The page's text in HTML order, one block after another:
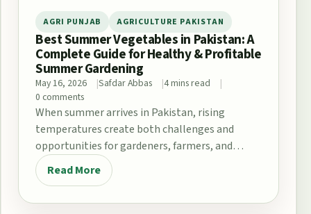
AGRI PUNJAB AGRICULTURE PAKISTAN
Best Summer Vegetables in Pakistan: A
Complete Guide for Healthy & Profitable
Summer Gardening
May 16, 2026 Safdar Abbas
4 mins read
0 comments
When summer arrives in Pakistan, rising
temperatures create both challenges and
opportunities for gardeners, farmers, and
home growers. From the fertile plains…
Read More